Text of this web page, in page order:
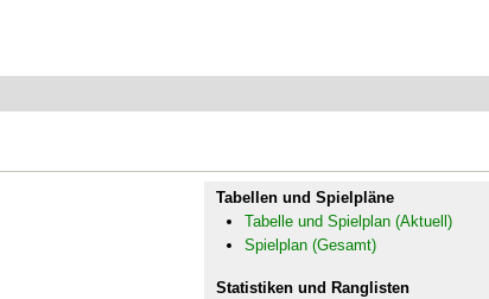
Tabellen und Spielpläne
Tabelle und Spielplan (Aktuell)
Spielplan (Gesamt)
Statistiken und Ranglisten